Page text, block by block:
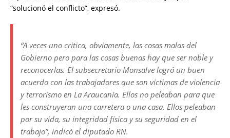
“solucionó el conflicto”, expresó.
“A veces uno critica, obviamente, las cosas malas del
Gobierno pero para las cosas buenas hay que ser noble y
reconocerlas. El subsecretario Monsalve logró un buen
acuerdo con las trabajadores que son víctimas de violencia
y terrorismo en La Araucanía. Ellos no peleaban para que
les construyeran una carretera o una casa. Ellos peleaban
por su vida, su integridad física y su seguridad en el
trabajo”, indicó el diputado RN.